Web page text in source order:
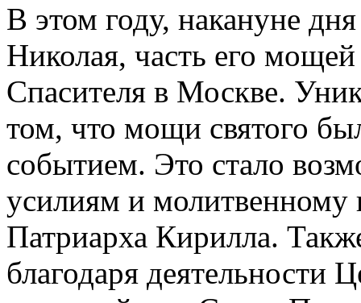
В этом году, накануне
Николая, часть его
Спасителя в Москве.
том, что мощи святого
событием. Это стало
усилиям и
Патриарха Кирилла.
благодаря деятельности